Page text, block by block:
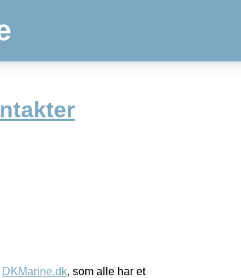
DKMarine.dk, som alle har et